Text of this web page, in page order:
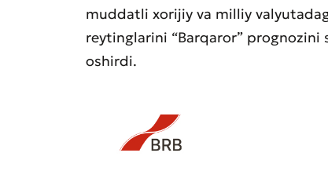
muddatli xorijiy va milliy
reytinglarini “Barqaror” prognozini
oshirdi.